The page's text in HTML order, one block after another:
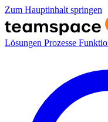
Zum Hauptinhalt springen
Lösungen Prozesse